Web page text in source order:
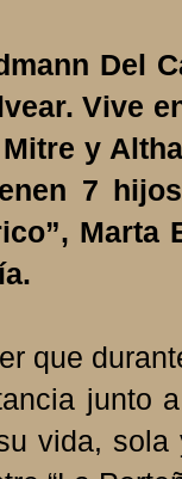
Del
Vive
y
7
Marta
junto
vida,